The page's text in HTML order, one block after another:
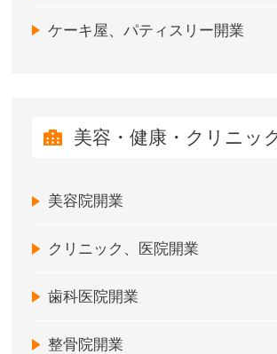
ケーキ屋、パティスリー開業
美容・健康・クリニッ
美容院開業
クリニック、医院開業
歯科医院開業
整骨院開業